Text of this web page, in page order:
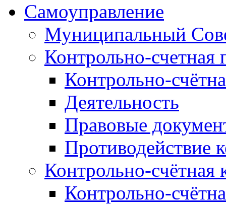
Самоуправление
Муниципальный
Контрольно-счетная
Контрольно-
Деятельность
Правовые
Противодействие
Контрольно-счётная
Контрольно-